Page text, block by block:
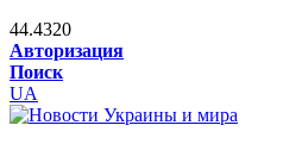
44.4320
Авторизация
Поиск
UA